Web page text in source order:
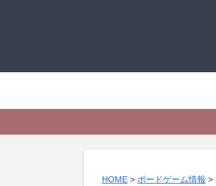
HOME > ボードゲーム情報 >